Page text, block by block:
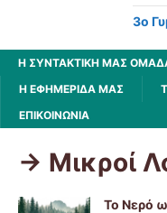
3o
Η ΣΥΝΤΑΚΤΙΚΗ ΜΑΣ
Η ΕΦΗΜΕΡΙΔΑ ΜΑΣ
ΕΠΙΚΟΙΝΩΝΙΑ
-> Μικροί
Το Νερό